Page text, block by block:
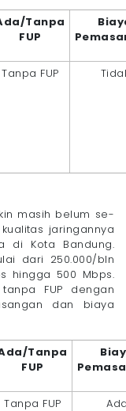
Tanpa
FUP
Tanpa FUP
masih belum se-
jaringannya
di Kota Bandung.
dari 250.000/bln
hingga 500 Mbps.
FUP dengan
dan biaya
Tanpa
FUP
Tanpa FUP